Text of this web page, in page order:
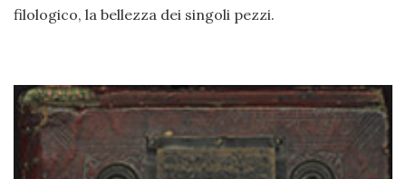
filologico, la bellezza dei singoli pezzi.